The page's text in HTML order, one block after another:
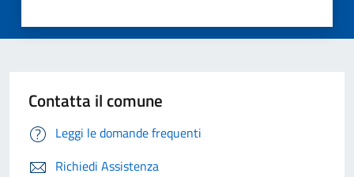
Contatta il comune
Leggi le domande frequenti
Richiedi Assistenza